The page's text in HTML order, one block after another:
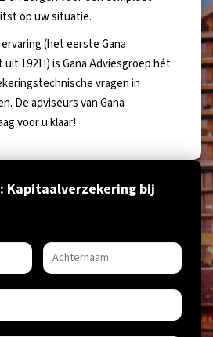
op uw situatie.
(het eerste Gana
1921!) is Gana Adviesgroep hét
vragen in
De adviseurs van Gana
voor u klaar!
Kapitaalverzekering bij